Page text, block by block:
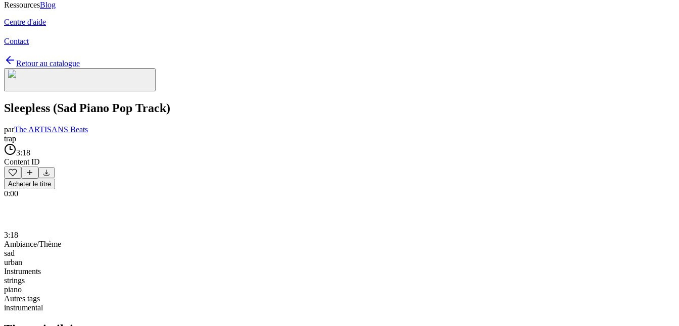
RessourcesBlog
Centre d'aide
Contact
Retour au catalogue
Sleepless (Sad Piano Pop Track)
parThe ARTISANS Beats
trap
3:18
Content ID
Acheter le titre
0:00
3:18
Ambiance/Thème
sad
urban
Instruments
strings
piano
Autres tags
instrumental